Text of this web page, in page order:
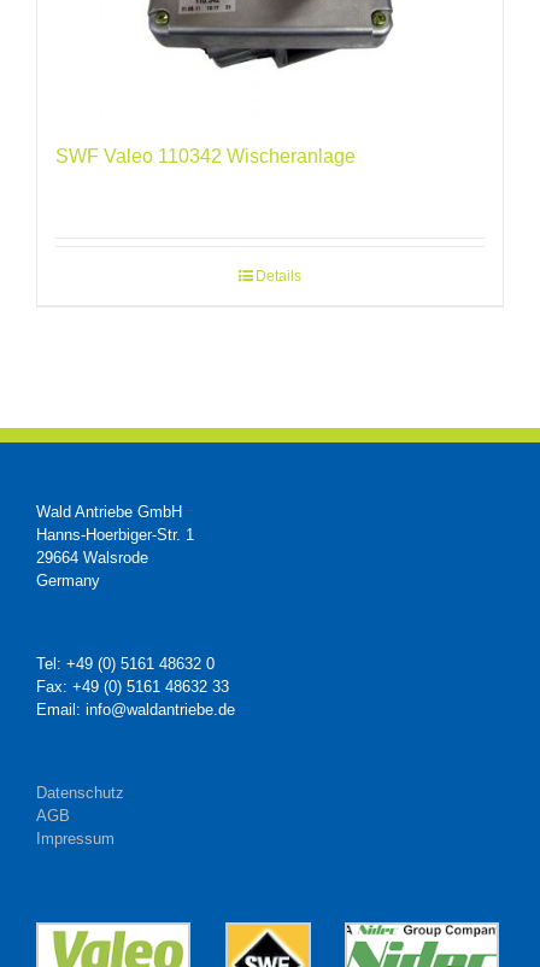
SWF Valeo 110342 Wischeranlage
Details
Wald Antriebe GmbH
Hanns-Hoerbiger-Str. 1
29664 Walsrode
Germany
Tel: +49 (0) 5161 48632 0
Fax: +49 (0) 5161 48632 33
Email: info@waldantriebe.de
Datenschutz
AGB
Impressum